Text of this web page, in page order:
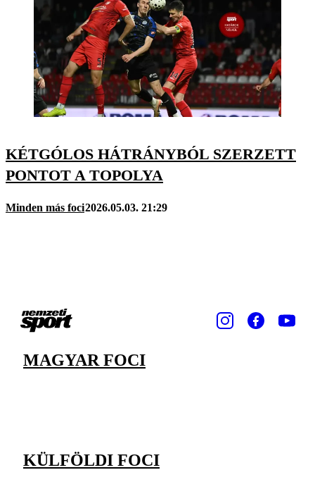
KÉTGÓLOS HÁTRÁNYBÓL SZERZETT
PONTOT A TOPOLYA
Minden más foci2026.05.03. 21:29
MAGYAR FOCI
KÜLFÖLDI FOCI